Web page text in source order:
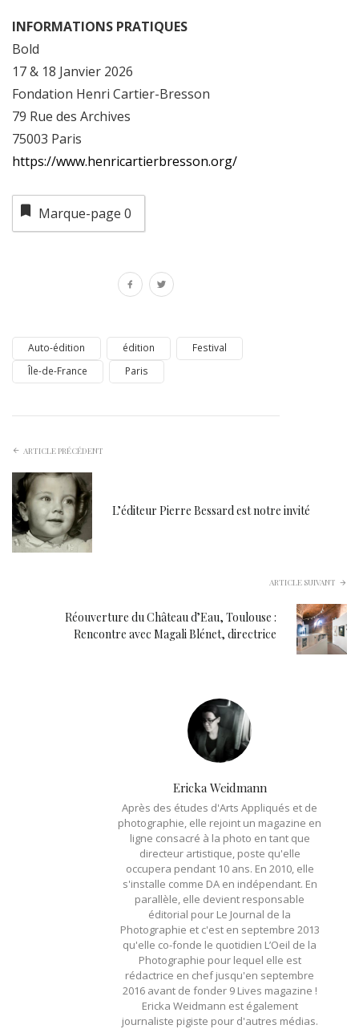
INFORMATIONS PRATIQUES
Bold
17 & 18 Janvier 2026
Fondation Henri Cartier-Bresson
79 Rue des Archives
75003 Paris
https://www.henricartierbresson.org/
Marque-page 0
Auto-édition édition
Festival
Île-de-France
Paris
ARTICLE PRÉCÉDENT
L’éditeur Pierre Bessard est notre invité
ARTICLE SUIVANT
Réouverture du Château d’Eau, Toulouse :
Rencontre avec Magali Blénet, directrice
Ericka Weidmann
Après des études d'Arts Appliqués et de
photographie, elle rejoint un magazine en
ligne consacré à la photo en tant que
directeur artistique, poste qu'elle
occupera pendant 10 ans. En 2010, elle
s'installe comme DA en indépendant. En
parallèle, elle devient responsable
éditorial pour Le Journal de la
Photographie et c'est en septembre 2013
qu'elle co-fonde le quotidien L’Oeil de la
Photographie pour lequel elle est
rédactrice en chef jusqu'en septembre
2016 avant de fonder 9 Lives magazine !
Ericka Weidmann est également
journaliste pigiste pour d'autres médias.